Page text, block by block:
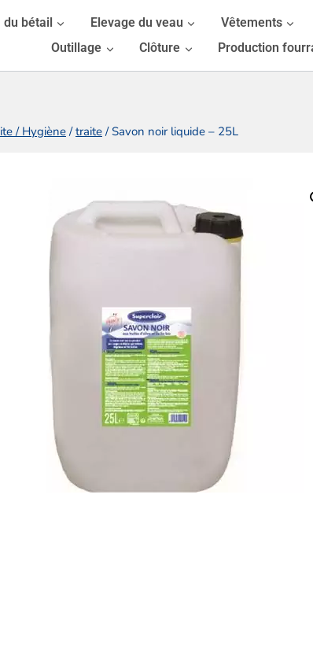
bétail Elevage du veau Vêtements
Outillage
Clôture Production
/ Hygiène/ traite / Savon noir liquide – 25L